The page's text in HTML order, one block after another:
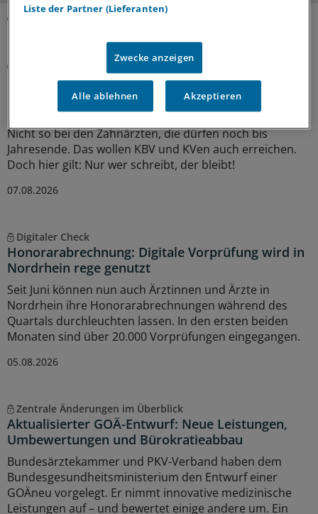
MEHR ZUM THEMA
KV Rheinland-Pfalz rät prophylaktisch weiterhin
ePA-Befüllung abzurechnen
Honorar für ePA-Befüllung ist seit August Geschichte.
Nicht so bei den Zahnärzten, die dürfen noch bis
Jahresende. Das wollen KBV und KVen auch erreichen.
Doch hier gilt: Nur wer schreibt, der bleibt!
07.08.2026
Digitaler Check
Honorarabrechnung: Digitale Vorprüfung wird in
Nordrhein rege genutzt
Seit Juni können nun auch Ärztinnen und Ärzte in
Nordrhein ihre Honorarabrechnungen während des
Quartals durchleuchten lassen. In den ersten beiden
Monaten sind über 20.000 Vorprüfungen eingegangen.
05.08.2026
Zentrale Änderungen im Überblick
Aktualisierter GOÄ-Entwurf: Neue Leistungen,
Umbewertungen und Bürokratieabbau
Bundesärztekammer und PKV-Verband haben dem
Bundesgesundheitsministerium den Entwurf einer
GOÄneu vorgelegt. Er nimmt innovative medizinische
Leistungen auf – und bewertet einige andere um. Ein
Liste der Partner (Lieferanten)
Zwecke anzeigen
Alle ablehnen Akzeptieren